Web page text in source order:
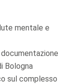
mentale e
Bologna
sul complesso